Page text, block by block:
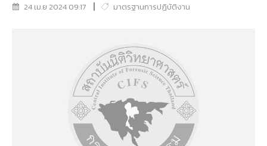
24 เม.ย 2024 09:17 มาตรฐานการปฏิบัติงาน